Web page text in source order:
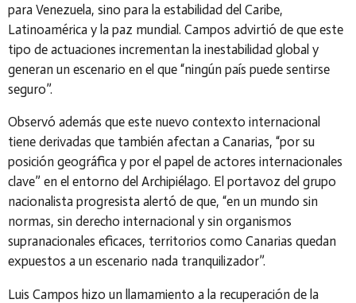
para Venezuela, sino para la estabilidad del Caribe,
Latinoamérica y la paz mundial. Campos advirtió de que este
tipo de actuaciones incrementan la inestabilidad global y
generan un escenario en el que “ningún país puede sentirse
seguro”.
Observó además que este nuevo contexto internacional
tiene derivadas que también afectan a Canarias, “por su
posición geográfica y por el papel de actores internacionales
clave” en el entorno del Archipiélago. El portavoz del grupo
nacionalista progresista alertó de que, “en un mundo sin
normas, sin derecho internacional y sin organismos
supranacionales eficaces, territorios como Canarias quedan
expuestos a un escenario nada tranquilizador”.
Luis Campos hizo un llamamiento a la recuperación de la